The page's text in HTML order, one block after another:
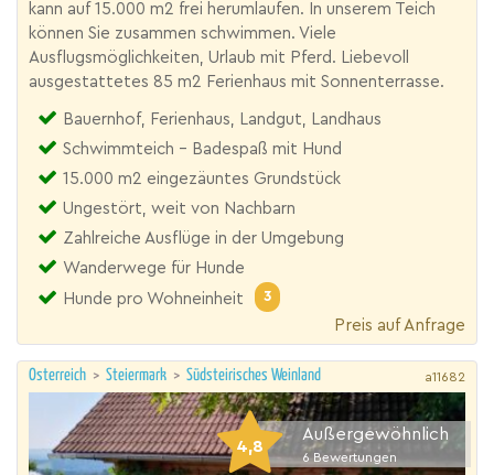
kann auf 15.000 m2 frei herumlaufen. In unserem Teich
können Sie zusammen schwimmen. Viele
Ausflugsmöglichkeiten, Urlaub mit Pferd. Liebevoll
ausgestattetes 85 m2 Ferienhaus mit Sonnenterrasse.
Bauernhof, Ferienhaus, Landgut, Landhaus
Schwimmteich - Badespaß mit Hund
15.000 m2 eingezäuntes Grundstück
Ungestört, weit von Nachbarn
Zahlreiche Ausflüge in der Umgebung
Wanderwege für Hunde
Hunde pro Wohneinheit
3
Preis auf Anfrage
Österreich > Steiermark > Südsteirisches Weinland a11682
4,8
Außergewöhnlich
6 Bewertungen